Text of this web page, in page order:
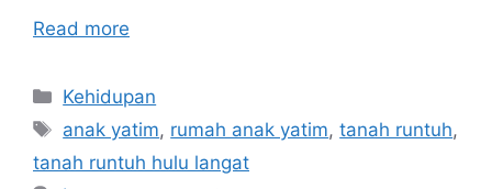
Read more
Categories
Kehidupan
Tags
anak yatim, rumah anak yatim,tanah runtuh,
tanah runtuh hulu langat